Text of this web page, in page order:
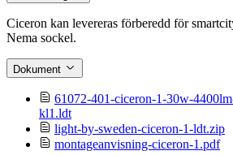
Ciceron kan levereras förberedd för
Nema sockel.
Dokument
61072-401-ciceron-1-30w-
kl1.ldt
light-by-sweden-ciceron-1-ldt.zip
montageanvisning-ciceron-1.pdf